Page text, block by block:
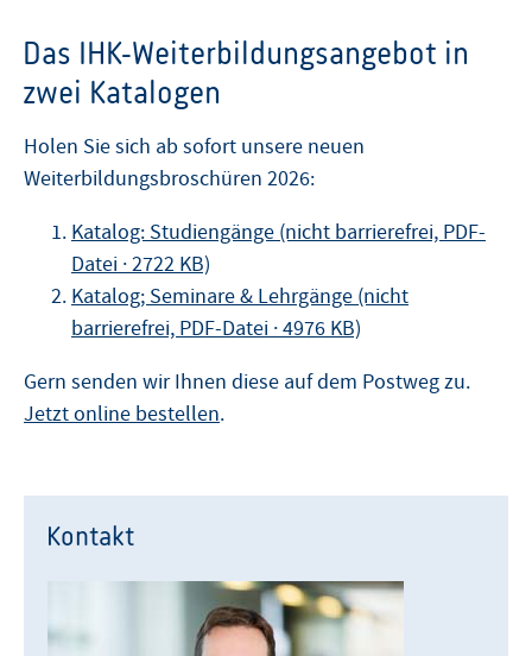
Das IHK-Weiterbildungsangebot in
zwei Katalogen
Holen Sie sich ab sofort unsere neuen
Weiterbildungsbroschüren 2026:
Katalog: Studiengänge (nicht barrierefrei, PDF-
Datei · 2722 KB)
Katalog; Seminare & Lehrgänge (nicht
barrierefrei, PDF-Datei · 4976 KB)
Gern senden wir Ihnen diese auf dem Postweg zu.
Jetzt online bestellen.
Kontakt